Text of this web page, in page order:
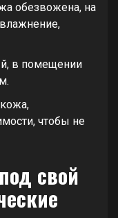
обезвожена, на
в помещении
чтобы не
свой